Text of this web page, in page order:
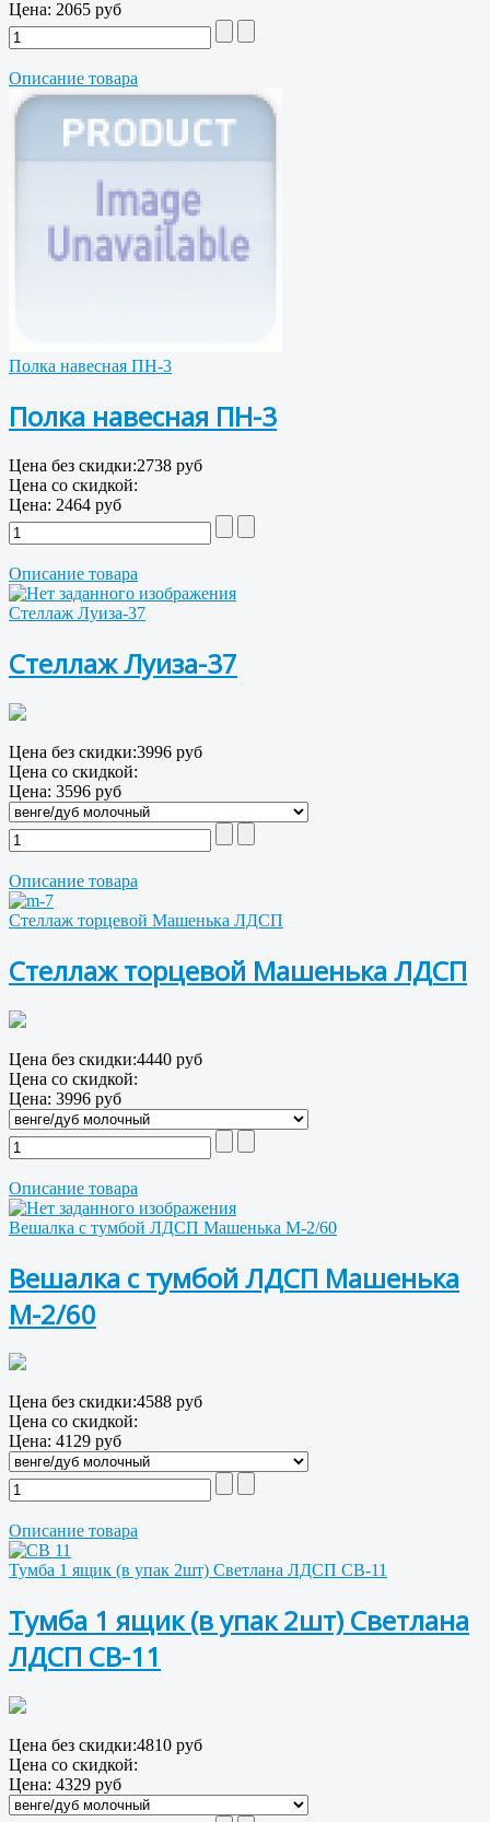
Цена: 2065 руб
Описание товара
Полка навесная ПН-3
Полка навесная ПН-3
Цена без скидки:2738 руб
Цена со скидкой:
Цена: 2464 руб
Описание товара
Стеллаж Луиза-37
Стеллаж Луиза-37
Цена без скидки:3996 руб
Цена со скидкой:
Цена: 3596 руб
Описание товара
Стеллаж торцевой Машенька ЛДСП
Стеллаж торцевой Машенька ЛДСП
Цена без скидки:4440 руб
Цена со скидкой:
Цена: 3996 руб
Описание товара
Вешалка с тумбой ЛДСП Машенька М-2/60
Вешалка с тумбой ЛДСП Машенька
М-2/60
Цена без скидки:4588 руб
Цена со скидкой:
Цена: 4129 руб
Описание товара
Тумба 1 ящик (в упак 2шт) Светлана ЛДСП СВ-11
Тумба 1 ящик (в упак 2шт) Светлана
ЛДСП СВ-11
Цена без скидки:4810 руб
Цена со скидкой:
Цена: 4329 руб